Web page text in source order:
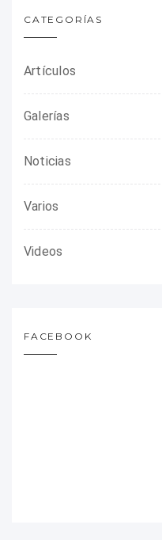
CATEGORÍAS
Artículos
Galerías
Noticias
Varios
Videos
FACEBOOK